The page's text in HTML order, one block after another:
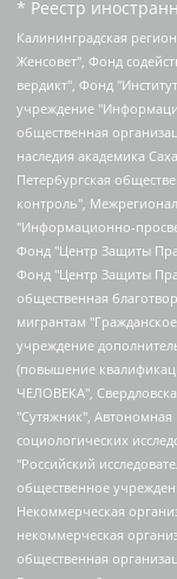
* Реестр
Калининградская региональная общественная организация "Экозащита!-Женсовет", Фонд содействия защите прав и свобод граждан "Общественный вердикт", Фонд "Институт Развития Свободы Информации", Частное учреждение "Информационное агентство МЕМО. РУ", Региональная общественная организация "Общественная комиссия по сохранению наследия академика Сахарова", Фонд поддержки свободы прессы, Санкт-Петербургская общественная правозащитная организация "Гражданский контроль", Межрегиональная общественная организация "Информационно-просветительский центр "Мемориал", Региональный Фонд "Центр Защиты Прав Средств Массовой Информации", с 05.12.2023 Фонд "Центр Защиты Прав Средств массовой информации", Региональная общественная благотворительная организация помощи беженцам и мигрантам "Гражданское содействие", Негосударственное образовательное учреждение дополнительного профессионального образования (повышение квалификации) специалистов "АКАДЕМИЯ ПО ПРАВАМ ЧЕЛОВЕКА", Свердловская региональная общественная организация "Сутяжник", Автономная некоммерческая организация "Центр независимых социологических исследований", Союз общественных объединений "Российский исследовательский центр по правам человека", Региональное общественное учреждение научно-информационный центр "МЕМОРИАЛ", Некоммерческая организация "Фонд защиты гласности", Автономная некоммерческая организация "Институт прав человека", Городская общественная организация "Екатеринбургское общество "МЕМОРИАЛ", Городская общественная организация "Рязанское историко-просветительское и правозащитное общество "Мемориал" (Рязанский Мемориал), Челябинский региональный орган общественной самодеятельности – женское общественное объединение "Женщины Евразии", Челябинский региональный орган общественной самодеятельности "Уральская правозащитная группа", Фонд содействия защите здоровья и социальной справедливости имени Андрея Рылькова, Автономная Некоммерческая Организация "Аналитический Центр Юрия Левады", Автономная некоммерческая организация социальной поддержки населения "Проект Апрель", Региональная общественная организация помощи женщинам и детям, находящимся в кризисной ситуации "Информационно-методический центр "Анна", Фонд содействия развитию массовых коммуникаций и правовому просвещению "Так-так-Так", Фонд содействия устойчивому развитию "Серебряная тайга", Свердловский региональный общественный фонд социальных проектов "Новое время", "Idel.Реалии", Кавказ.Реалии, Крым.Реалии, Телеканал Настоящее Время, Татаро-башкирская служба Радио Свобода (Azatliq Radiosi), Радио Свободная Европа/Радио Свобода (PCE/PC), "Сибирь.Реалии", "Фактограф", Благотворительный фонд помощи осужденным и их семьям, Автономная некоммерческая организация "Институт глобализации и социальных движений", Фонд "В защиту прав заключенных", Частное учреждение "Центр поддержки и содействия развитию средств массовой информации", Пензенский региональный общественный благотворительный фонд "Гражданский союз", "Север.Реалии", Некоммерческая организация Фонд "Правовая инициатива", Общество с ограниченной ответственностью "Радио Свободная Европа/Радио Свобода", Чешское информационное агентство "MEDIUM-ORIENT", Красноярская региональная общественная организация "Мы против СПИДа", Камалягин